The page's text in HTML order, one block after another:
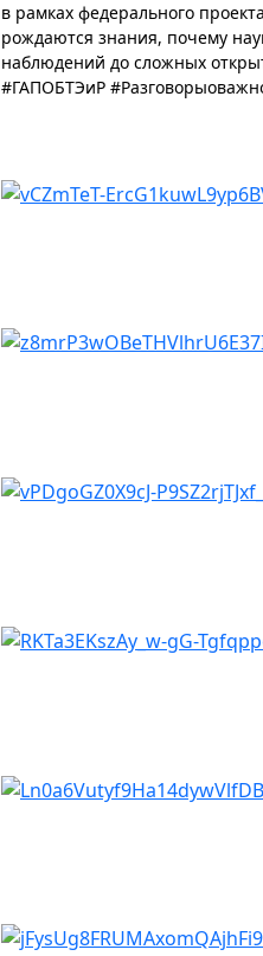
в рамках федерального
рождаются знания, почему
наблюдений до сложных
#ГАПОБТЭиР